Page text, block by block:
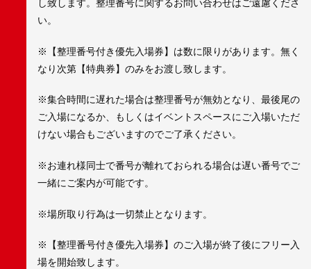
し致します。整理番号に関するお問い合わせはご遠慮くださ
い。
※【整理番号付き優先入場券】は数に限りがあります。無く
なり次第【特典券】のみをお渡し致します。
※集合時間に遅れた場合は整理番号が無効となり、最後尾の
ご入場になるか、もしくはイベントスペースにご入場いただ
けない場合もございますのでご了承ください。
※お連れ様同士で番号が離れておられる場合は遅い番号でご
一緒にご案内が可能です。
※場所取り行為は一切禁止となります。
※【整理番号付き優先入場券】のご入場が終了後にフリー入
場を開始致します。